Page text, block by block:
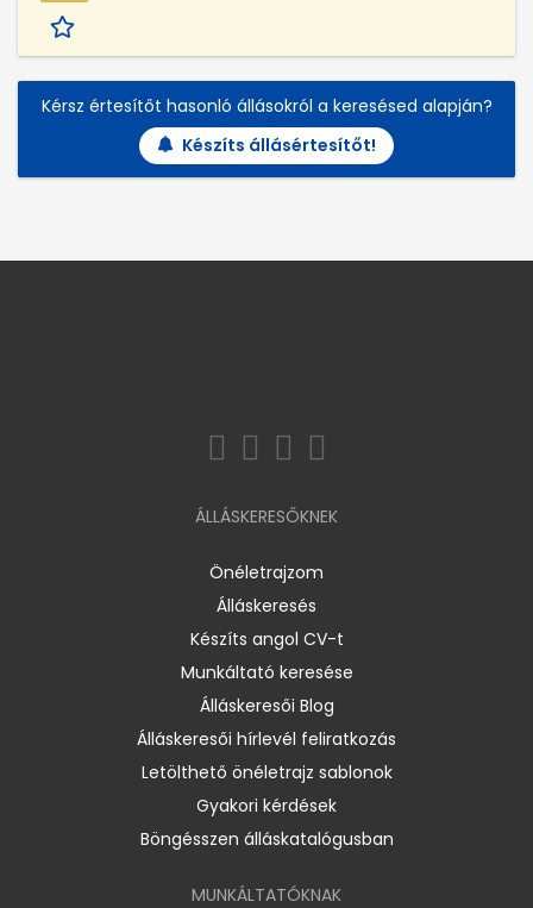
Kérsz értesítőt hasonló állásokról a keresésed alapján?
Készíts állásértesítőt!
ÁLLÁSKERESŐKNEK
Önéletrajzom
Álláskeresés
Készíts angol CV-t
Munkáltató keresése
Álláskeresői Blog
Álláskeresői hírlevél feliratkozás
Letölthető önéletrajz sablonok
Gyakori kérdések
Böngésszen álláskatalógusban
MUNKÁLTATÓKNAK